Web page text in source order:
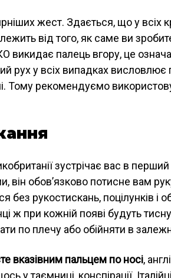
жест. Здається, що у всіх
від того, як саме ви
викидає палець вгору, це
рух у всіх випадках
Тому рекомендуємо
зустрічає вас в
він обов’язково потисне вам
без рукостискань, поцілунків і
ж при кожній появі будуть
по плечу або обійняти в
вказівним пальцем по носі,
у таємниці, конспірації.